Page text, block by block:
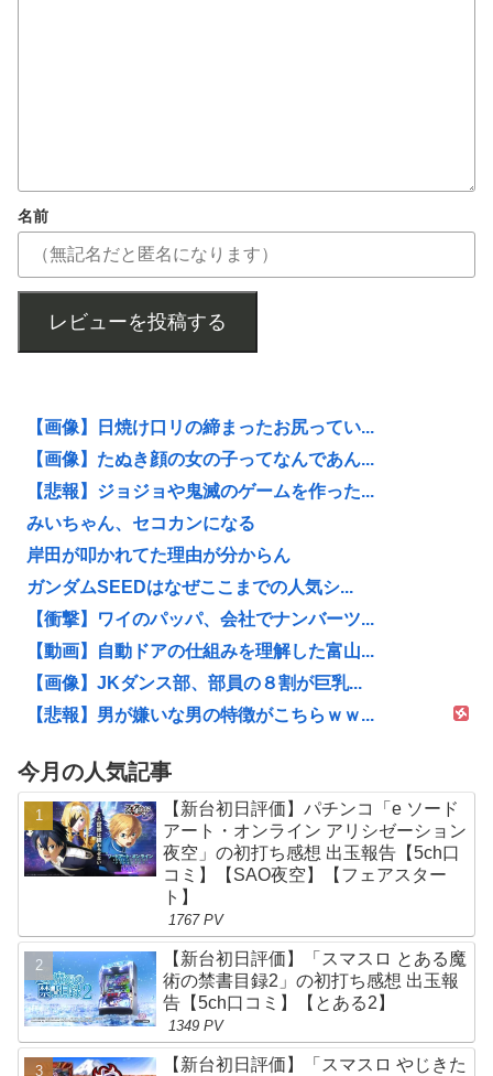
名前
レビューを投稿する
【画像】日焼け口リの締まったお尻ってい...
【画像】たぬき顔の女の子ってなんであん...
【悲報】ジョジョや鬼滅のゲームを作った...
みいちゃん、セコカンになる
岸田が叩かれてた理由が分からん
ガンダムSEEDはなぜここまでの人気シ...
【衝撃】ワイのパッパ、会社でナンバーツ...
【動画】自動ドアの仕組みを理解した富山...
【画像】JKダンス部、部員の８割が巨乳...
【悲報】男が嫌いな男の特徴がこちらｗｗ...
今月の人気記事
【新台初日評価】パチンコ「e ソード
アート・オンライン アリシゼーション
夜空」の初打ち感想 出玉報告【5ch口
コミ】【SAO夜空】【フェアスター
ト】
1767 PV
【新台初日評価】「スマスロ とある魔
術の禁書目録2」の初打ち感想 出玉報
告【5ch口コミ】【とある2】
1349 PV
【新台初日評価】「スマスロ やじきた